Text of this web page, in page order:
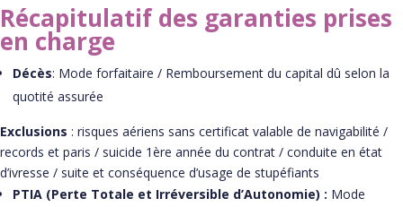
Récapitulatif des garanties prises
en charge
Décès: Mode forfaitaire / Remboursement du capital dû selon la
quotité assurée
Exclusions : risques aériens sans certificat valable de navigabilité /
records et paris / suicide 1ère année du contrat / conduite en état
d’ivresse / suite et conséquence d’usage de stupéfiants
PTIA (Perte Totale et Irréversible d’Autonomie) : Mode